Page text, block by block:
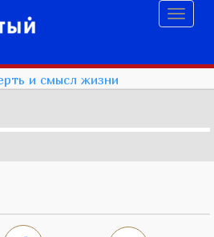
и смысл жизни